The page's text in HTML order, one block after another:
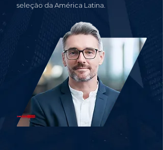
seleção da América Latina.